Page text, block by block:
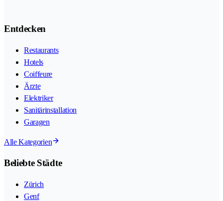
Entdecken
Restaurants
Hotels
Coiffeure
Ärzte
Elektriker
Sanitärinstallation
Garagen
Alle Kategorien
Beliebte Städte
Zürich
Genf